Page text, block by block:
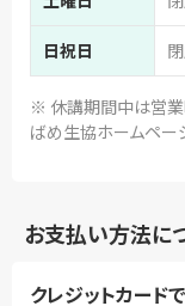
日祝日
※ 休講期間中は営業
ばめ生協ホームペー
お支払い方法に
クレジットカード